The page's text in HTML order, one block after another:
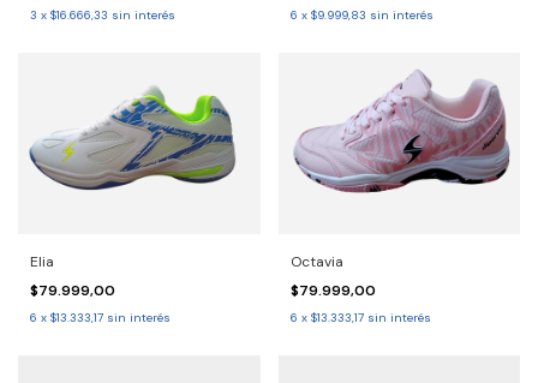
3 x $16.666,33 sin interés 6 x $9.999,83 sin interés
Elia
$79.999,00
6 x $13.333,17 sin interés
Octavia
$79.999,00
6 x $13.333,17 sin interés